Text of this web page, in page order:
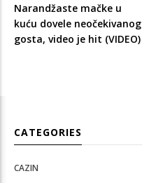
Narandžaste mačke u
kuću dovele neočekivanog
gosta, video je hit (VIDEO)
CATEGORIES
CAZIN